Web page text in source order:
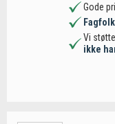
Gode
Vi
ikke